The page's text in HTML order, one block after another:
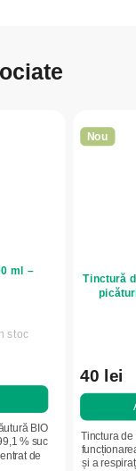
ml –
stoc
BIO
% suc
de
Nou
Tinctură
40 lei
Tinctura de
și a